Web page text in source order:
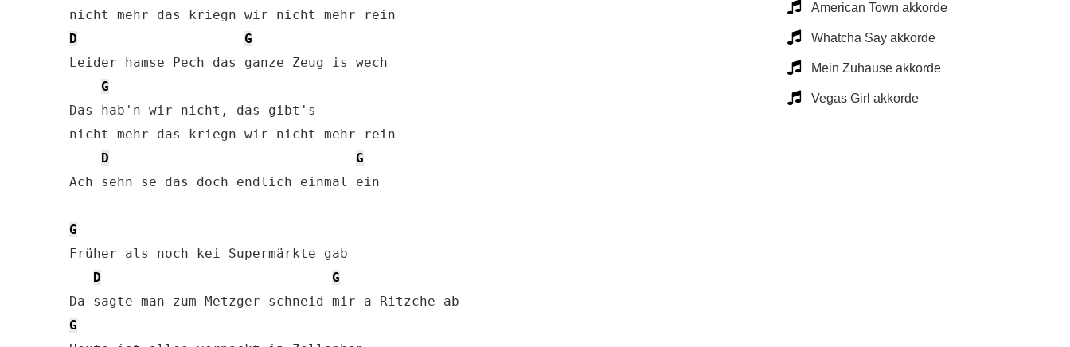
D
G
Leider hamse Pech das ganze Zeug is wech
G
Das hab'n wir nicht, das gibt's
nicht mehr das kriegn wir nicht mehr rein
D
G
Ach sehn se das doch endlich einmal ein
G
Früher als noch kei Supermärkte gab
D
G
G
American Town akkorde
Whatcha Say akkorde
Mein Zuhause akkorde
Vegas Girl akkorde